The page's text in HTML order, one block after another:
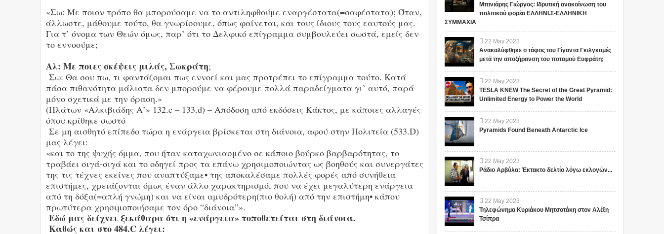
«Σω: Με ποιον τρόπο θα μπορούσαμε να το αντιληφθούμε εναργέστατα(=σαφέστατα); Όταν,
άλλωστε, μάθουμε τούτο, θα γνωρίσουμε, όπως φαίνεται, και τους ίδιους τους εαυτούς μας.
Για τ’ όνομα των Θεών όμως, παρ’ ότι το Δελφικό επίγραμμα συμβουλεύει σωστά, εμείς δεν
το εννοούμε;
Αλ: Με ποιες σκέψεις μιλάς, Σωκράτη;
Σω: Θα σου πω, τι φαντάζομαι πως εννοεί και μας προτρέπει το επίγραμμα τούτο. Κατά
πάσα πιθανότητα μάλιστα δεν μπορούμε να φέρουμε πολλά παραδείγματα γι’ αυτό, παρά
μόνο σχετικά με την όραση.»
(Πλάτων «Αλκιβιάδης Α’» 132.c – 133.d) – Απόδοση από εκδόσεις Κάκτος, με κάποιες αλλαγές
όπου κρίθηκε σωστό
Σε μη αισθητό επίπεδο τώρα η ενάργεια βρίσκεται στη διάνοια, αφού στην Πολιτεία (533.D)
μας λέγει:
«και το της ψυχής όμμα, που ήταν καταχωνιασμένο σε κάποιο βούρκο βαρβαρότητας, το
τραβάει σιγά-σιγά και το οδηγεί προς τα επάνω χρησιμοποιώντας ως βοηθούς και συνεργάτες
της τις τέχνες εκείνες που αναπτύξαμε• της αποκαλέσαμε πολλές φορές από συνήθεια
επιστήμες, χρειάζονται όμως έναν άλλο χαρακτηρισμό, που να έχει μεγαλύτερη ενάργεια
από τη δόξα(=απλή γνώμη) και να είναι αμυδρότερη(πιο θολή) από την επιστήμη• κάπου
πρωτύτερα χρησιμοποιήσαμε τον όρο “διάνοια”».
Εδώ μας δείχνει ξεκάθαρα ότι η «ενάργεια» τοποθετείται στη διάνοια.
Καθώς και στο 484.C λέγει:
Μπινιάρης Γιώργος: Ιδρυτική ανακοίνωση του
πολιτικού φορέα ΕΛΛΗΝΙ.Σ-ΕΛΛΗΝΙΚΗ
ΣΥΜΜΑΧΙΑ
22 May 2023
Ανακαλύφθηκε ο τάφος του Γίγαντα Γκιλγκαμές
μετά την αποξήρανση του ποταμού Ευφράτη;
22 May 2023
TESLA KNEW The Secret of the Great Pyramid:
Unlimited Energy to Power the World
22 May 2023
Pyramids Found Beneath Antarctic Ice
22 May 2023
Ράδιο Αρβύλα: Έκτακτο δελτίο λόγω εκλογών...
22 May 2023
Τηλεφώνημα Κυριάκου Μητσοτάκη στον Αλέξη
Τσίπρα